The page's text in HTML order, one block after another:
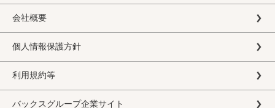
会社概要
個人情報保護方針
利用規約等
バックスグループ企業サイト